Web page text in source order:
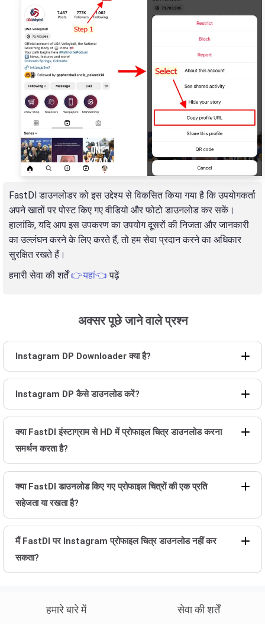
FastDl डाउनलोडर को इस उद्देश्य से विकसित किया गया है कि उपयोगकर्ता
अपने खातों पर पोस्ट किए गए वीडियो और फोटो डाउनलोड कर सकें।
हालांकि, यदि आप इस उपकरण का उपयोग दूसरों की निजता और जानकारी
का उल्लंघन करने के लिए करते हैं, तो हम सेवा प्रदान करने का अधिकार
सुरक्षित रखते हैं।
हमारी सेवा की शर्तें👉यहां👈 पढ़ें
अक्सर पूछे जाने वाले प्रश्न
Instagram DP Downloader क्या है?
Instagram DP कैसे डाउनलोड करें?
क्या FastDl इंस्टाग्राम से HD में प्रोफाइल चित्र डाउनलोड करना
समर्थन करता है?
क्या FastDl डाउनलोड किए गए प्रोफाइल चित्रों की एक प्रति
सहेजता या रखता है?
मैं FastDl पर Instagram प्रोफाइल चित्र डाउनलोड नहीं कर
सकता?
हमारे बारे में सेवा की शर्तें